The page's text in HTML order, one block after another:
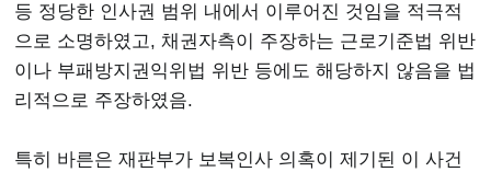
등 정당한 인사권 범위 내에서 이루어진 것임을 적극적
으로 소명하였고, 채권자측이 주장하는 근로기준법 위반
이나 부패방지권익위법 위반 등에도 해당하지 않음을 법
리적으로 주장하였음.
특히 바른은 재판부가 보복인사 의혹이 제기된 이 사건